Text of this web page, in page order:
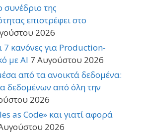
συνέδριο της
επιστρέφει στο
2026
7 κανόνες για Production-
με AI 7 Αυγούστου 2026
από τα ανοικτά δεδομένα:
δεδομένων από όλη την
2026
as Code» και γιατί αφορά
2026